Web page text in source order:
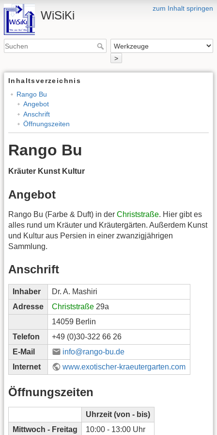
zum Inhalt springen
WiSiKi
>
Inhaltsverzeichnis
Rango Bu
Angebot
Anschrift
Öffnungszeiten
Rango Bu
Kräuter Kunst Kultur
Angebot
Rango Bu (Farbe & Duft) in der Christstraße. Hier gibt es
alles rund um Kräuter und Kräutergärten. Außerdem Kunst
und Kultur aus Persien in einer zwanzigjährigen
Sammlung.
Anschrift
Inhaber
Dr. A. Mashiri
Adresse
Christstraße 29a
14059 Berlin
Telefon
+49 (0)30-322 66 26
E-Mail
info@rango-bu.de
Internet
www.exotischer-kraeutergarten.com
Öffnungszeiten
Uhrzeit (von - bis)
Mittwoch - Freitag
10:00 - 13:00 Uhr